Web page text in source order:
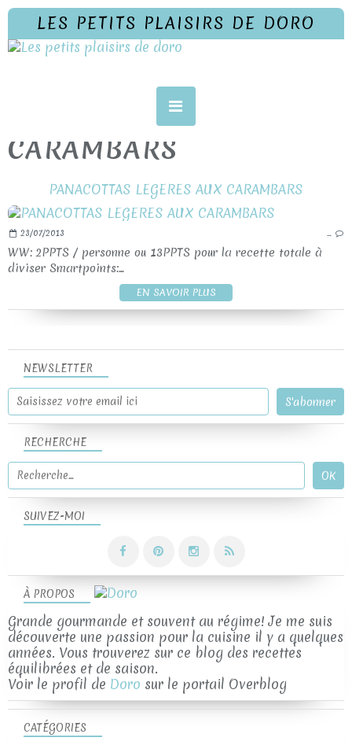
LES PETITS PLAISIRS DE DORO
CARAMBARS
PANACOTTAS LEGERES AUX CARAMBARS
23/07/2013 …
WW: 2PPTS / personne ou 13PPTS pour la recette totale à
diviser Smartpoints:...
EN SAVOIR PLUS
NEWSLETTER
SUIVEZ-MOI
RECHERCHE
À PROPOS
Grande gourmande et souvent au régime! Je me suis
découverte une passion pour la cuisine il y a quelques
années. Vous trouverez sur ce blog des recettes
équilibrées et de saison.
Voir le profil de Doro sur le portail Overblog
CATÉGORIES